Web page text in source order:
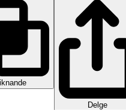
Delge